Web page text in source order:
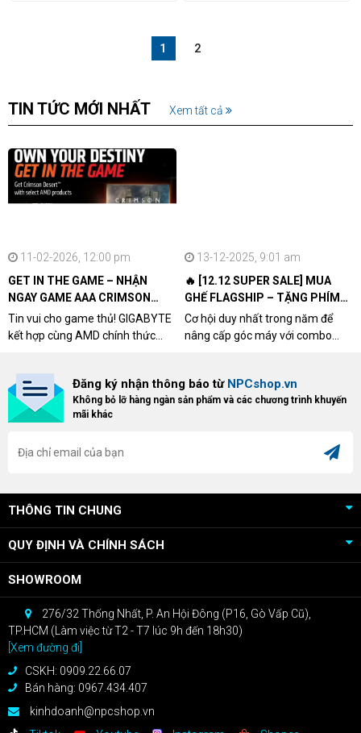
1 2
TIN TỨC MỚI NHẤT Xem tất cả
11-02-2026, 12:00 pm
GET IN THE GAME – NHẬN
NGAY GAME AAA CRIMSON
DESERT CÙNG GIGABYTE &
AMD
Tin vui cho game thủ! GIGABYTE
kết hợp cùng AMD chính thức
khách hàng sở hữu VGA Radeon
RX 9070 / RX 9070 XT.
13-12-2025, 9:01 am
🔥 [12.12 SUPER SALE] MUA
GHẾ FLAGSHIP – TẶNG PHÍM
CƠ XỊN
Cơ hội duy nhất trong năm để
nâng cấp góc máy với combo
dòng ghế Gaming cao cấp nhất,
bạn sẽ nhận ngay quà tặng trị giá
Đăng ký nhận thông báo từ NPCshop.vn
Không bỏ lỡ hàng ngàn sản phẩm và các chương trình khuyến
mãi khác
THÔNG TIN CHUNG
QUY ĐỊNH VÀ CHÍNH SÁCH
SHOWROOM
276/32 Thống Nhất, P. An Hội Đông (P16, Gò Vấp Cũ),
TP.HCM (Làm việc từ T2 - T7 lúc 9h đến 18h30)
[Xem đường đi]
CSKH: 0909.22.66.07
Bán hàng: 0967.434.407
kinhdoanh@npcshop.vn